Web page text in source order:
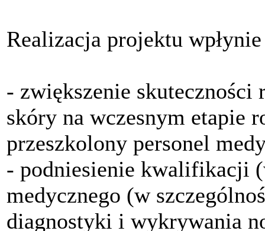
Realizacja projektu
- zwiększenie
skóry na wczesnym etapie
przeszkolony personel
- podniesienie kwalifikacji
medycznego (w
diagnostyki i wykrywania